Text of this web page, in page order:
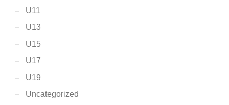
U11
U13
U15
U17
U19
Uncategorized